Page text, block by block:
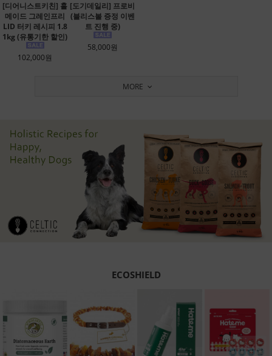
[디어니스트키친] 홀
메이드 그레인프리
LID 터키 레시피 1.8
1kg (유통기한 할인)
102,000원
[도기데일리] 프로비
(블리스볼 증정 이벤
트 진행 중)
58,000원
MORE
ECOSHIELD